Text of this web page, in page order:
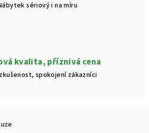
sériový i na míru
kvalita, příznivá cena
spokojení zákazníci